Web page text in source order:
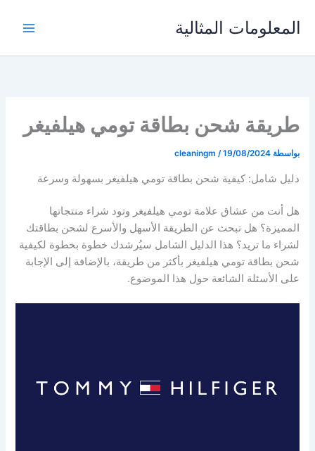
المعلومات المثالية
طريقة شحن بطاقة تومي هيلفيغر
بواسطة cleaningm /19/08/2024
دليل شامل: كيفية شحن بطاقة تومي هيلفيغر بسهولة وسرعة
هل أنت من عشاق علامة تومي هيلفيغر وتود شراء منتجاتها
المميزة؟ هل تبحث عن الطريقة الأسهل والأسرع لشحن بطاقتك
لشراء ما تريد؟ هذا الدليل الشامل سيُرشدك خطوة بخطوة لكيفية
شحن بطاقة تومي هيلفيغر بأكثر من طريقة، بالإضافة إلى الإجابة
على الأسئلة الشائعة حول هذا الموضوع.